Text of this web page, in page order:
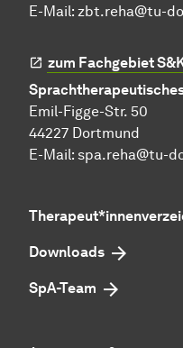
E-Mail: zbt.reha@tu-
zum Fachgebiet
Emil-Figge-Str. 50
44227 Dortmund
E-Mail: spa.reha@tu-
Downloads
SpA-Team